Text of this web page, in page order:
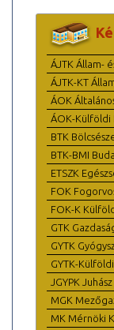
ÁJTK Állam-
ÁJTK-KT
ÁOK
ÁOK-Külföldi
BTK
BTK-BMI
ETSZK
FOK
FOK-K
GTK
GYTK
GYTK-
JGYPK
MGK
MK Mérnöki